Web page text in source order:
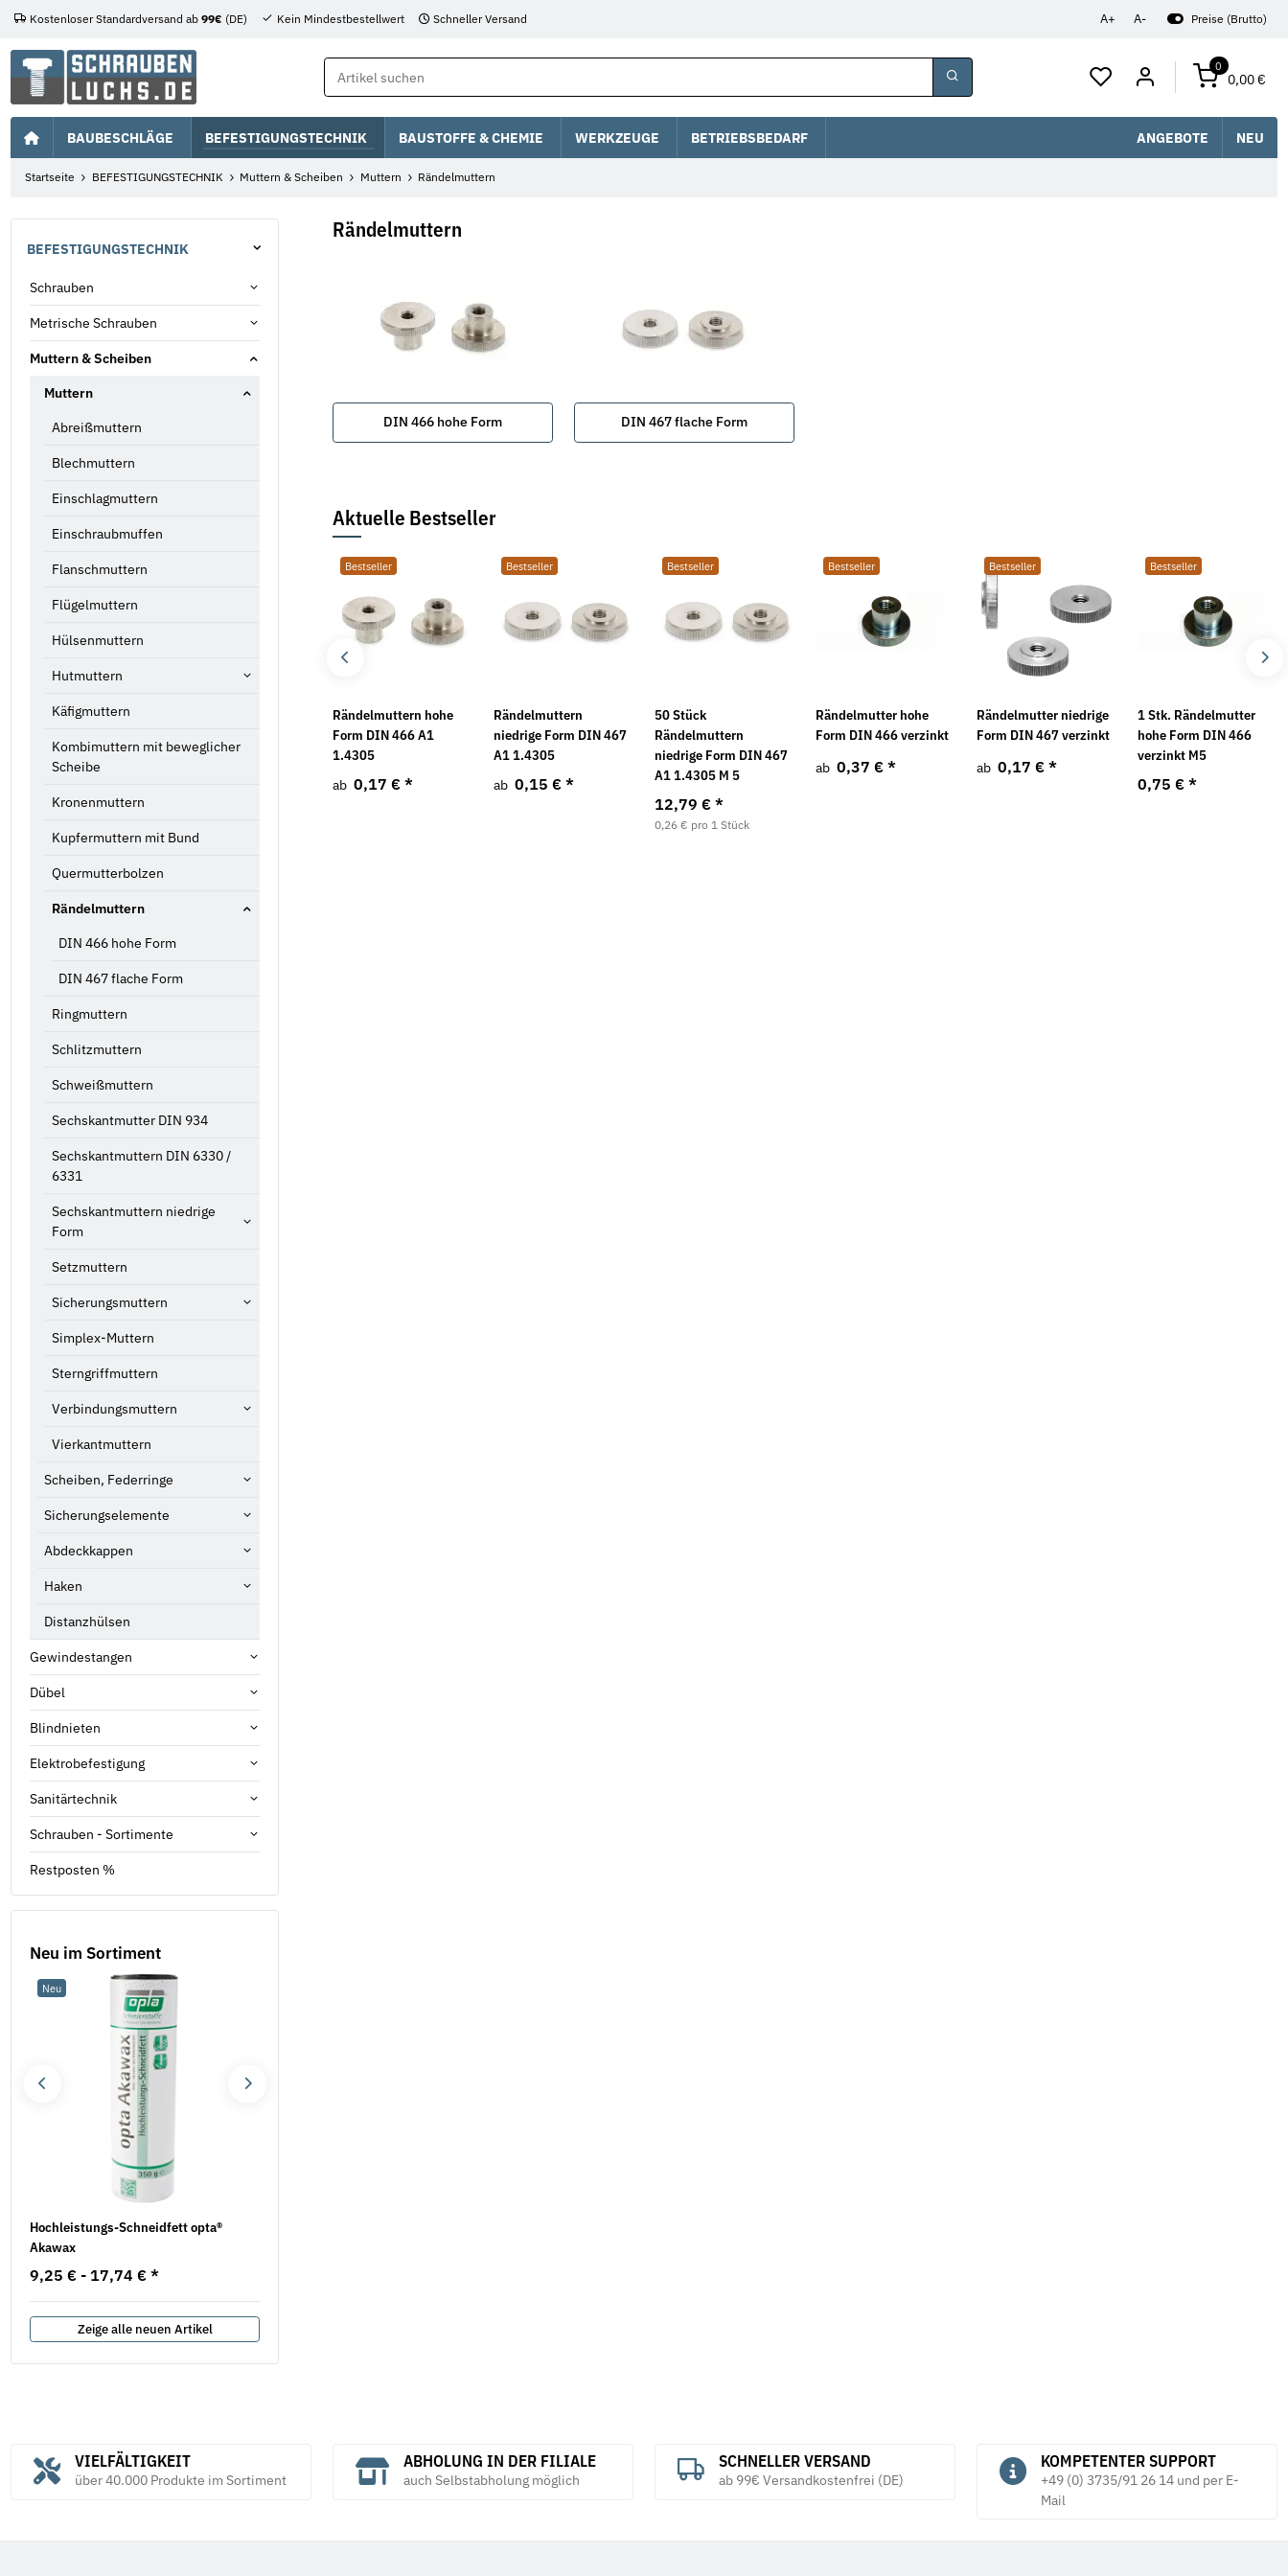
A+ A- Preise (Brutto)
Kostenloser Standardversand ab 99€ (DE) Kein Mindestbestellwert Schneller Versand
0
0,00 €
BAUBESCHLÄGE BEFESTIGUNGSTECHNIK BAUSTOFFE & CHEMIE WERKZEUGE BETRIEBSBEDARF ANGEBOTE NEU
Startseite BEFESTIGUNGSTECHNIK Muttern & Scheiben Muttern Rändelmuttern
Rändelmuttern
DIN 466 hohe Form DIN 467 flache Form
Aktuelle Bestseller
Bestseller
1 Stk. Rändelmutter
verzinkt M8
verzinkt M10
Bestseller
Rändelmuttern hohe
Form DIN 466 A1
1.4305
ab 0,17 € *
Bestseller
Rändelmuttern
niedrige Form DIN 467
A1 1.4305
ab 0,15 € *
Bestseller
50 Stück
Rändelmuttern
niedrige Form DIN 467
A1 1.4305 M 5
12,79 €*
0,26 € pro 1 Stück
Bestseller
Rändelmutter hohe
Form DIN 466 verzinkt
ab 0,37 € *
Bestseller
Rändelmutter niedrige
Form DIN 467 verzinkt
ab 0,17 € *
Bestseller
1 Stk. Rändelmutter
hohe Form DIN 466
verzinkt M5
0,75 €*
BEFESTIGUNGSTECHNIK
Schrauben
Metrische Schrauben
Muttern & Scheiben
Muttern
Abreißmuttern
Blechmuttern
Einschlagmuttern
Einschraubmuffen
Flanschmuttern
Flügelmuttern
Hülsenmuttern
Hutmuttern
Käfigmuttern
Kombimuttern mit beweglicher
Scheibe
Kronenmuttern
Kupfermuttern mit Bund
Quermutterbolzen
Rändelmuttern
DIN 466 hohe Form
DIN 467 flache Form
Ringmuttern
Schlitzmuttern
Schweißmuttern
Sechskantmutter DIN 934
Sechskantmuttern DIN 6330 /
6331
Sechskantmuttern niedrige
Form
Setzmuttern
Sicherungsmuttern
Simplex-Muttern
Sterngriffmuttern
Verbindungsmuttern
Vierkantmuttern
Scheiben, Federringe
Sicherungselemente
Abdeckkappen
Haken
Distanzhülsen
Gewindestangen
Dübel
Blindnieten
Elektrobefestigung
Sanitärtechnik
Schrauben - Sortimente
Restposten %
Neu im Sortiment
Neu
Hochleistungs-Schneidfett opta®
Akawax
9,25 € - 17,74 € *
Zeige alle neuen Artikel
VIELFÄLTIGKEIT
über 40.000 Produkte im Sortiment
ABHOLUNG IN DER FILIALE
auch Selbstabholung möglich
SCHNELLER VERSAND
ab 99€ Versandkostenfrei (DE)
KOMPETENTER SUPPORT
+49 (0) 3735/91 26 14 und per E-
Mail